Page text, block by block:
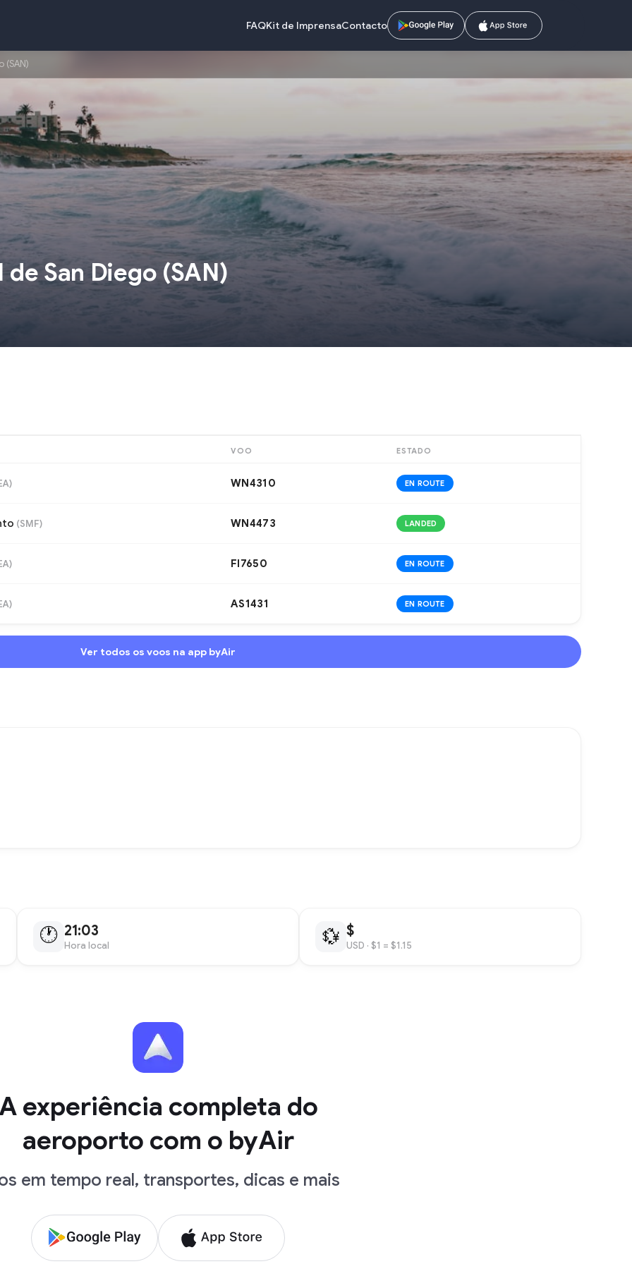
FAQKit de ImprensaContacto
(SAN)
San Diego (SAN)
VOO ESTADO
) WN4310 EN ROUTE
(SMF) WN4473 LANDED
) FI7650 EN ROUTE
) AS1431 EN ROUTE
Ver todos os voos na app byAir
🕐 21:03
Hora local 💱 $
USD · $1 = $1.15
experiência completa do
aeroporto com o byAir
em tempo real, transportes, dicas e mais